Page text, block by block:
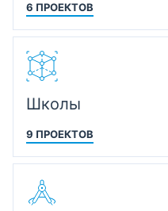
6 ПРОЕКТОВ
Школы
9 ПРОЕКТОВ